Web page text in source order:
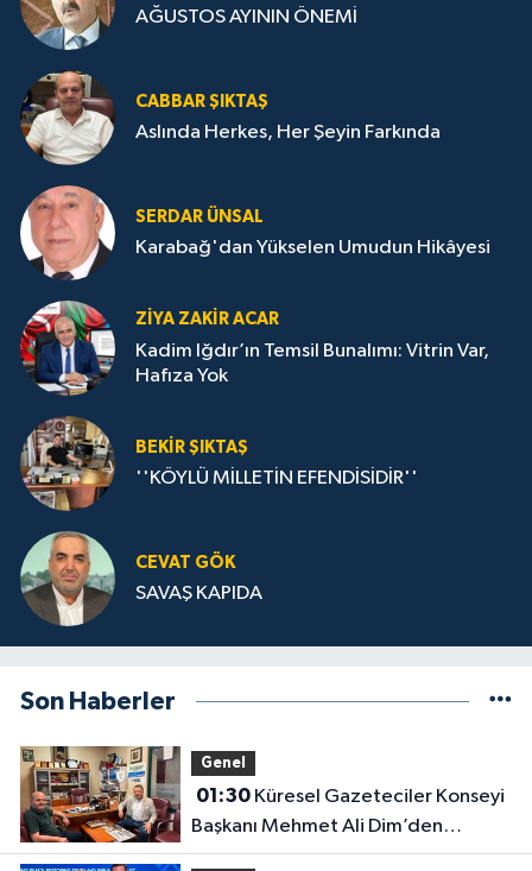
AĞUSTOS AYININ ÖNEMİ
CABBAR ŞIKTAŞ
Aslında Herkes, Her Şeyin Farkında
SERDAR ÜNSAL
Karabağ'dan Yükselen Umudun Hikâyesi
ZIYA ZAKIR ACAR
Kadim Iğdır’ın Temsil Bunalımı: Vitrin Var,
Hafıza Yok
BEKIR ŞIKTAŞ
''KÖYLÜ MİLLETİN EFENDİSİDİR''
CEVAT GÖK
SAVAŞ KAPIDA
Son Haberler
Genel
01:30Küresel Gazeteciler Konseyi
Başkanı Mehmet Ali Dim’den
Gazetemize Ziyaret